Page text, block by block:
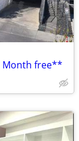
Month free**